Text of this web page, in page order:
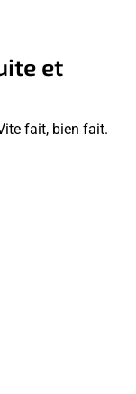
et
fait, bien fait.